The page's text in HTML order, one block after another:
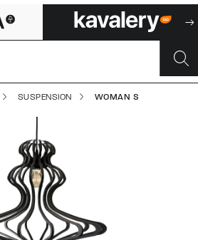
S |
contenu de la page
SUSPENSION WOMAN S